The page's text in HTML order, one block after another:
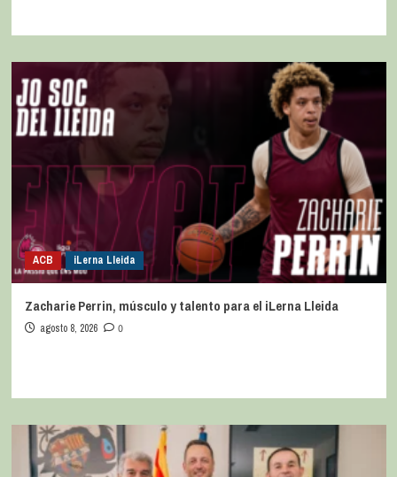
ACB iLerna Lleida
Zacharie Perrin, músculo y talento para el iLerna Lleida
agosto 8, 2026 0